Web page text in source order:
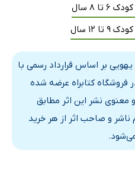
تا 8 سال
12 سال
بر اساس قرارداد رسمی با
فروشگاه کتابراه عرضه شده
نشر این اثر مطابق
و صاحب اثر از هر خرید